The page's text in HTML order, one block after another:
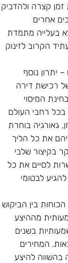
קצרה ולהדביק
אחרים
בעלייה מתמדת
הקרוב לזינוק
יתרון נוסף
רכישת דירה
המיסוי
בכל רחבי העולם
גאורגיה בוחרת
את כל הליך
בקיצור שלבי
לסיים את כל
לבטומי
בין הביקוש
מההיצע
בשנים
המחירים
בהשווה להיצע